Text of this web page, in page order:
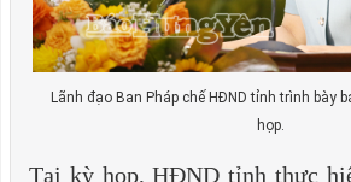
Lãnh đạo Ban Pháp chế HĐND tỉnh trình bày
họp.
Tại kỳ họp, HĐND tỉnh thực